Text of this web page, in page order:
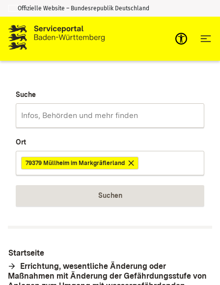
Zum Inhalt springen
Zur Suche springen
Offizielle Website – Bundesrepublik Deutschland
Suche
Ort
79379 Müllheim im Markgräflerland
Suchen
Startseite
Errichtung, wesentliche Änderung oder
Maßnahmen mit Änderung der Gefährdungsstufe von